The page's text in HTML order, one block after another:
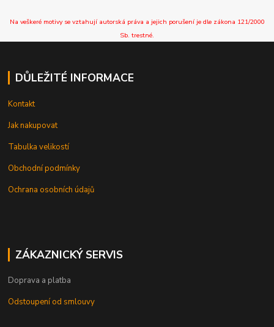
Na veškeré motivy se vztahují autorská práva a jejich porušení je dle zákona 121/2000
Sb. trestné.
DŮLEŽITÉ INFORMACE
Kontakt
Jak nakupovat
Tabulka velikostí
Obchodní podmínky
Ochrana osobních údajů
ZÁKAZNICKÝ SERVIS
Doprava a platba
Odstoupení od smlouvy